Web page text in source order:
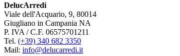
DelucArredi
Viale dell'Acquario, 9, 80014
Giugliano in Campania NA
P. IVA / C.F. 06575701211
Tel. (+39) 340 682 3350
Mail: info@delucarredi.it